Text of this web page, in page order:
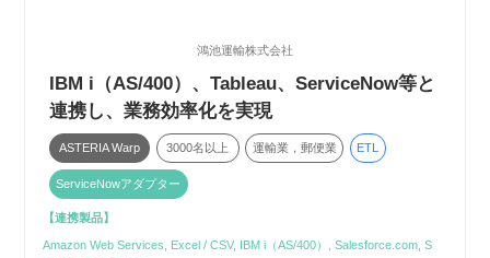
鴻池運輸株式会社
IBM i（AS/400）、Tableau、ServiceNow等と
連携し、業務効率化を実現
ASTERIA Warp 3000名以上 運輸業，郵便業 ETL
ServiceNowアダプター
【連携製品】
Amazon Web Services, Excel / CSV, IBM i（AS/400）, Salesforce.com, S